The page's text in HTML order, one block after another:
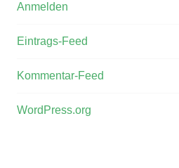
Anmelden
Eintrags-Feed
Kommentar-Feed
WordPress.org